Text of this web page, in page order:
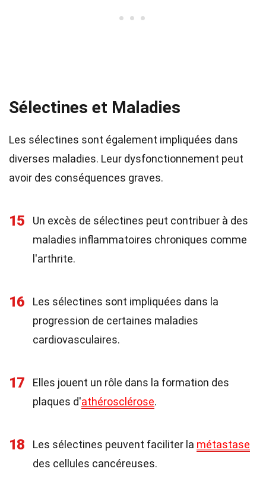
Sélectines et Maladies
Les sélectines sont également impliquées dans
diverses maladies. Leur dysfonctionnement peut
avoir des conséquences graves.
15
Un excès de sélectines peut contribuer à des
maladies inflammatoires chroniques comme
l'arthrite.
16
Les sélectines sont impliquées dans la
progression de certaines maladies
cardiovasculaires.
17
Elles jouent un rôle dans la formation des
plaques d'athérosclérose.
18 Les sélectines peuvent faciliter la métastase
des cellules cancéreuses.